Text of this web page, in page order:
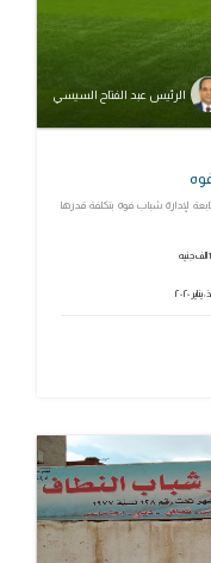
الرئيس عبد الفتاح السيسي
لإدارة شباب فوه بتكلفة قدرها